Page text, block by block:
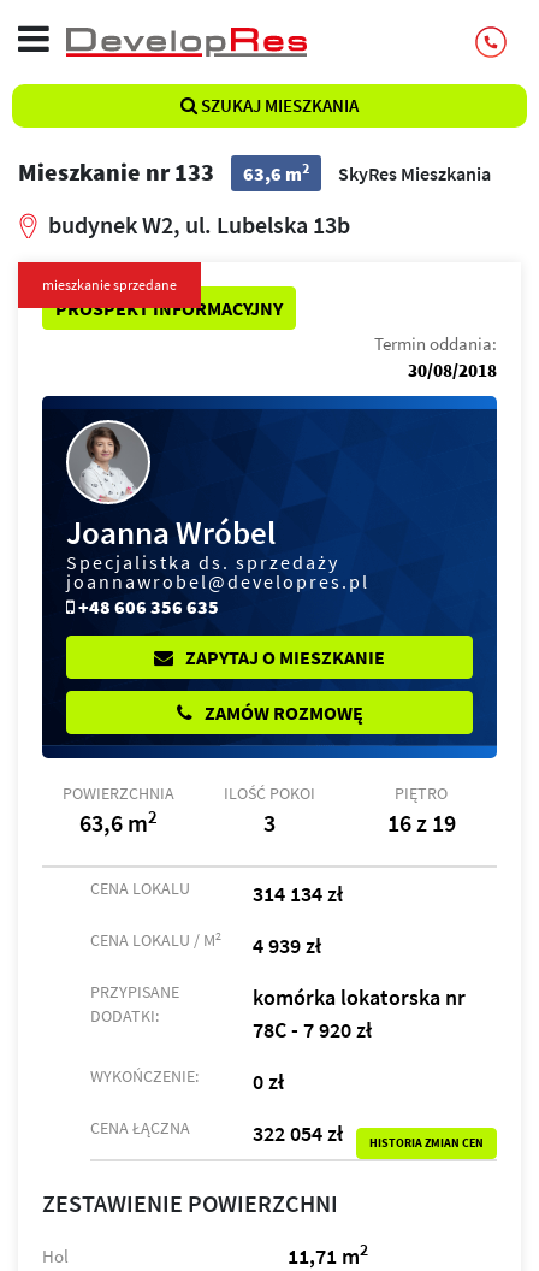
SZUKAJ MIESZKANIA
Mieszkanie nr 133 63,6 m2 SkyRes Mieszkania
budynek W2, ul. Lubelska 13b
PROSPEKT INFORMACYJNY
mieszkanie sprzedane
Termin oddania:
30/08/2018
Joanna Wróbel
Specjalistka ds. sprzedaży
joannawrobel@developres.pl
+48 606 356 635
ZAPYTAJ O MIESZKANIE
ZAMÓW ROZMOWĘ
POWIERZCHNIA
63,6 m2
ILOŚĆ POKOI
3
PIĘTRO
16 z 19
CENA LOKALU 314 134 zł
CENA LOKALU / M2 4 939 zł
PRZYPISANE
DODATKI:
komórka lokatorska nr
78C - 7 920 zł
WYKOŃCZENIE: 0 zł
CENA ŁĄCZNA 322 054 zł HISTORIA ZMIAN CEN
ZESTAWIENIE POWIERZCHNI
Hol 11,71 m2